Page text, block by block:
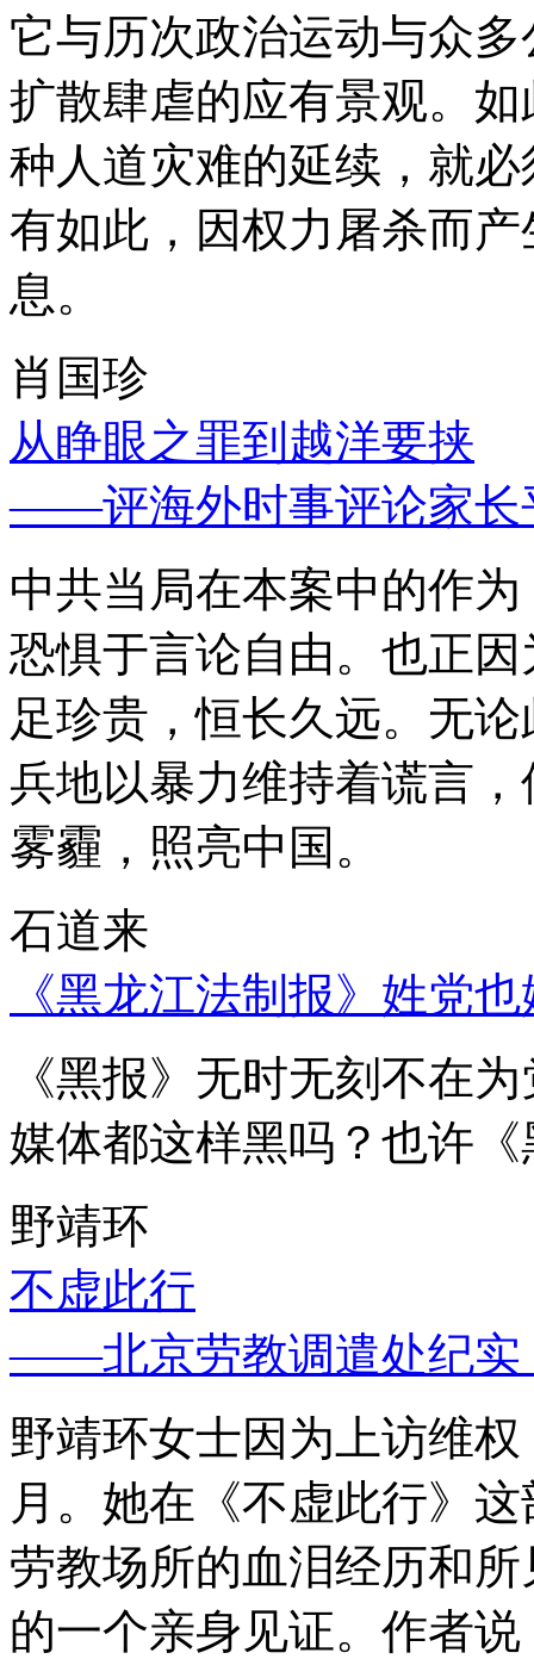
它与历次政治运动与众
扩散肆虐的应有景观。
种人道灾难的延续，就
有如此，因权力屠杀而
息。
肖国珍
从睁眼之罪到越洋要挟
——评海外时事评论家长
中共当局在本案中的作
恐惧于言论自由。也正
足珍贵，恒长久远。无
兵地以暴力维持着谎言
雾霾，照亮中国。
石道来
《黑龙江法制报》姓党
《黑报》无时无刻不在
媒体都这样黑吗？也许
野靖环
不虚此行
——北京劳教调遣处纪实
野靖环女士因为上访维
月。她在《不虚此行》
劳教场所的血泪经历和
的一个亲身见证。作者